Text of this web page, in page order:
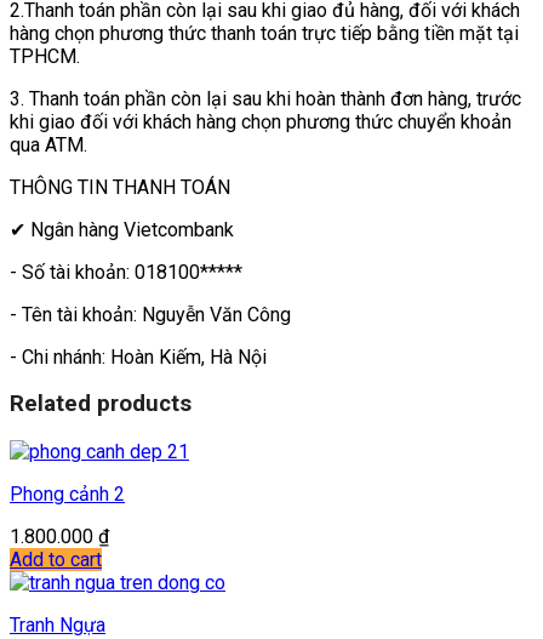
2.Thanh toán phần còn lại sau khi giao đủ hàng, đối với khách
hàng chọn phương thức thanh toán trực tiếp bằng tiền mặt tại
TPHCM.
3. Thanh toán phần còn lại sau khi hoàn thành đơn hàng, trước
khi giao đối với khách hàng chọn phương thức chuyển khoản
qua ATM.
THÔNG TIN THANH TOÁN
✔ Ngân hàng Vietcombank
- Số tài khoản: 018100*****
- Tên tài khoản: Nguyễn Văn Công
- Chi nhánh: Hoàn Kiếm, Hà Nội
Related products
Phong cảnh 2
1.800.000 ₫
Add to cart
Tranh Ngựa